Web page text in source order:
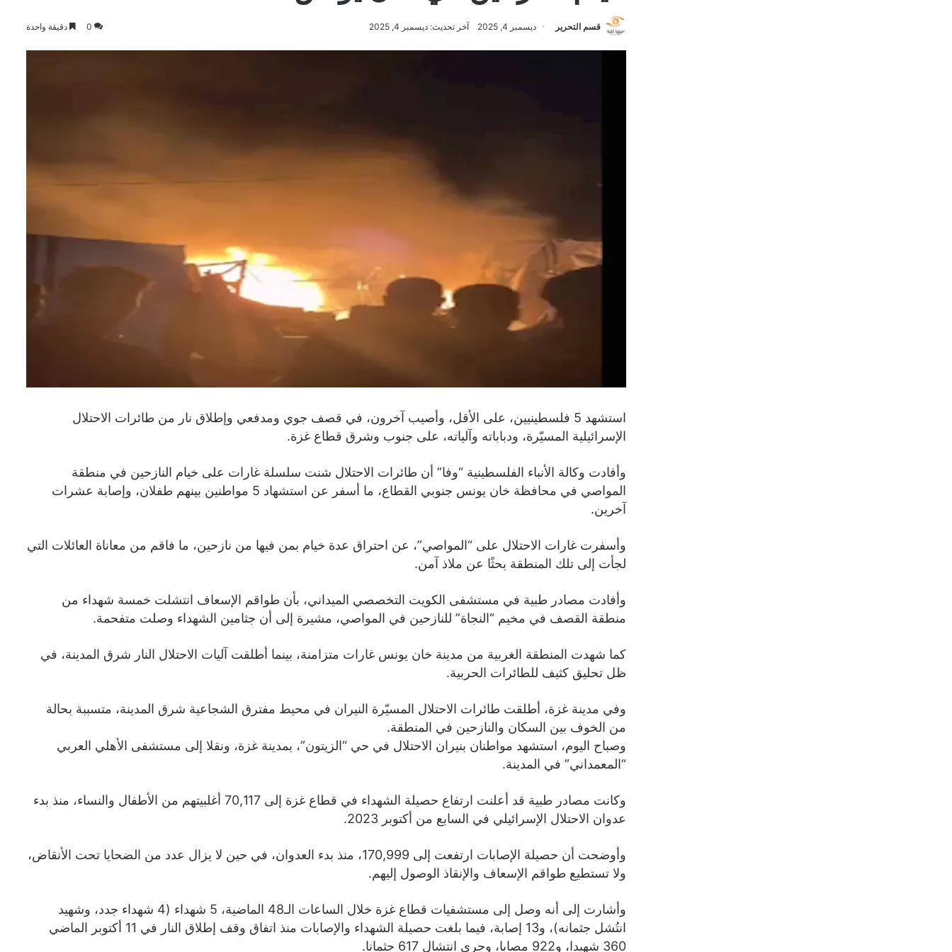
قسم التحرير ديسمبر 4, 2025 آخر تحديث: ديسمبر 4, 2025 0 دقيقة واحدة
استشهد 5 فلسطينيين، على الأقل، وأصيب آخرون، في قصف جوي ومدفعي وإطلاق نار من طائرات الاحتلال
الإسرائيلية المسيّرة، ودباباته وآلياته، على جنوب وشرق قطاع غزة.
وأفادت وكالة الأنباء الفلسطينية “وفا” أن طائرات الاحتلال شنت سلسلة غارات على خيام النازحين في منطقة
المواصي في محافظة خان يونس جنوبي القطاع، ما أسفر عن استشهاد 5 مواطنين بينهم طفلان، وإصابة عشرات
آخرين.
وأسفرت غارات الاحتلال على “المواصي”، عن احتراق عدة خيام بمن فيها من نازحين، ما فاقم من معاناة العائلات التي
لجأت إلى تلك المنطقة بحثًا عن ملاذ آمن.
وأفادت مصادر طبية في مستشفى الكويت التخصصي الميداني، بأن طواقم الإسعاف انتشلت خمسة شهداء من
منطقة القصف في مخيم “النجاة” للنازحين في المواصي، مشيرة إلى أن جثامين الشهداء وصلت متفحمة.
كما شهدت المنطقة الغربية من مدينة خان يونس غارات متزامنة، بينما أطلقت آليات الاحتلال النار شرق المدينة، في
ظل تحليق كثيف للطائرات الحربية.
وفي مدينة غزة، أطلقت طائرات الاحتلال المسيّرة النيران في محيط مفترق الشجاعية شرق المدينة، متسببة بحالة
من الخوف بين السكان والنازحين في المنطقة.
وصباح اليوم، استشهد مواطنان بنيران الاحتلال في حي “الزيتون”، بمدينة غزة، ونقلا إلى مستشفى الأهلي العربي
“المعمداني” في المدينة.
وكانت مصادر طبية قد أعلنت ارتفاع حصيلة الشهداء في قطاع غزة إلى 70,117 أغلبيتهم من الأطفال والنساء، منذ بدء
عدوان الاحتلال الإسرائيلي في السابع من أكتوبر 2023.
وأوضحت أن حصيلة الإصابات ارتفعت إلى 170,999، منذ بدء العدوان، في حين لا يزال عدد من الضحايا تحت الأنقاض،
ولا تستطيع طواقم الإسعاف والإنقاذ الوصول إليهم.
وأشارت إلى أنه وصل إلى مستشفيات قطاع غزة خلال الساعات الـ48 الماضية، 5 شهداء (4 شهداء جدد، وشهيد
انتُشل جثمانه)، و13 إصابة، فيما بلغت حصيلة الشهداء والإصابات منذ اتفاق وقف إطلاق النار في 11 أكتوبر الماضي
360 شهيدا، و922 مصابا، وجرى انتشال 617 جثمانا.